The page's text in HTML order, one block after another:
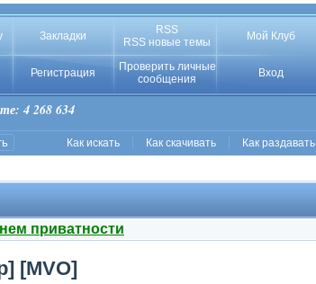
Закладки
RSS
RSS новые темы
Мой Клуб
Регистрация
Проверить личные
сообщения
Вход
4 268 634
Как искать Как скачивать Как раздавать
приватности
[MVO]